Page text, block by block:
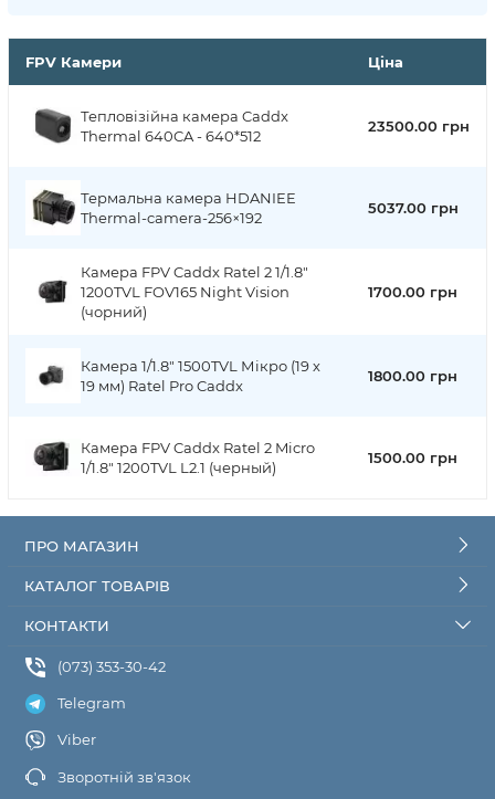
FPV Камери Ціна
Тепловізійна камера Caddx
Thermal 640CA - 640*512
23500.00 грн
Термальна камера HDANIEE
Thermal-camera-256×192
5037.00 грн
Камера FPV Caddx Ratel 2 1/1.8"
1200TVL FOV165 Night Vision
(чорний)
1700.00 грн
Камера 1/1.8" 1500TVL Мікро (19 х
19 мм) Ratel Pro Caddx
1800.00 грн
Камера FPV Caddx Ratel 2 Micro
1/1.8" 1200TVL L2.1 (черный)
1500.00 грн
ПРО МАГАЗИН
КАТАЛОГ ТОВАРІВ
КОНТАКТИ
(073) 353-30-42
Telegram
Viber
Зворотній зв'язок